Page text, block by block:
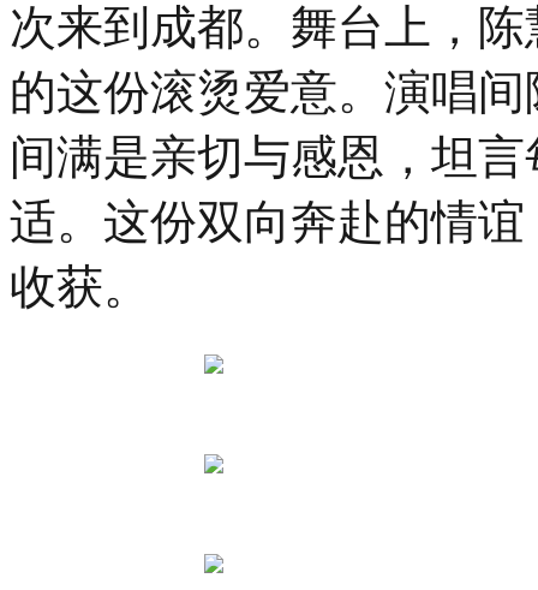
次来到成都。舞台上，
的这份滚烫爱意。演唱
间满是亲切与感恩，坦
适。这份双向奔赴的情
收获。